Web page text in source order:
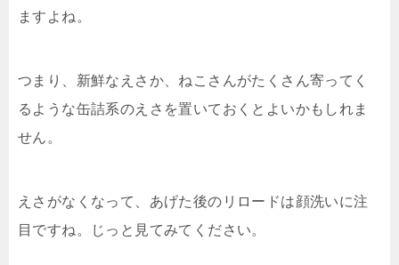
ますよね。
つまり、新鮮なえさか、ねこさんがたくさん寄ってく
るような缶詰系のえさを置いておくとよいかもしれま
せん。
えさがなくなって、あげた後のリロードは顔洗いに注
目ですね。じっと見てみてください。